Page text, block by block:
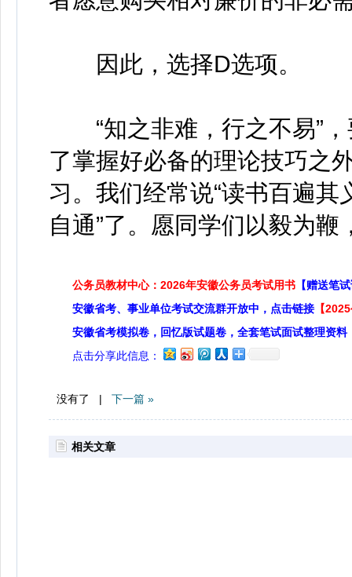
因此，选择D选项。
“知之非难，行之不易”，
了掌握好必备的理论技巧之
习。我们经常说“读书百遍其
自通”了。愿同学们以毅为
公务员教材中心：2026年安徽公务员考试用书 【赠送笔
安徽省考、事业单位考试交流群开放中，点击链接 【
安徽省考模拟卷，回忆版试题卷，全套笔试面试整理资料
点击分享此信息：
没有了 | 下一篇 »
相关文章